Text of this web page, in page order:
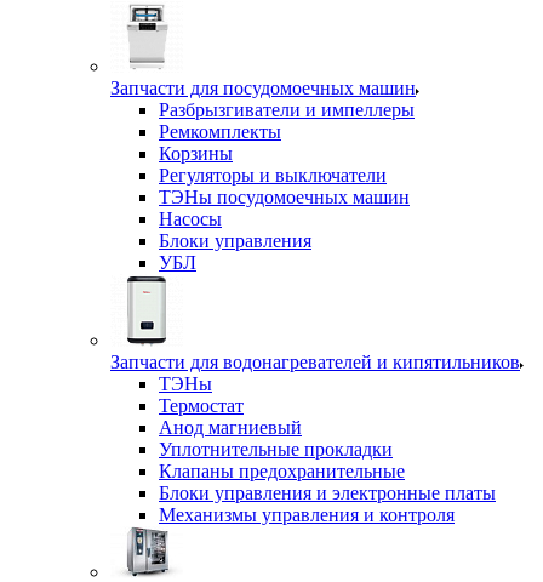
Запчасти для посудомоечных машин
Разбрызгиватели и импеллеры
Ремкомплекты
Корзины
Регуляторы и выключатели
ТЭНы посудомоечных машин
Насосы
Блоки управления
УБЛ
Запчасти для водонагревателей и кипятильников
ТЭНы
Термостат
Анод магниевый
Уплотнительные прокладки
Клапаны предохранительные
Блоки управления и электронные платы
Механизмы управления и контроля